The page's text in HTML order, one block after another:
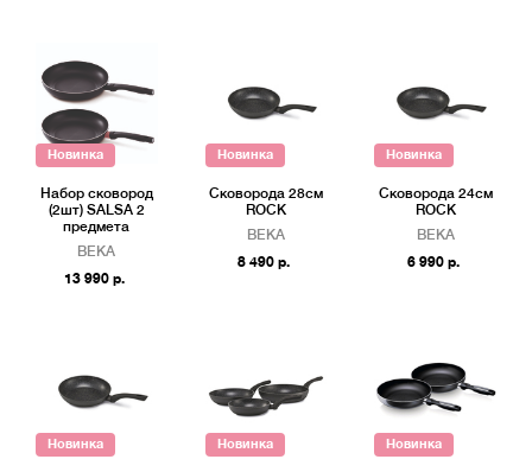
Новинка
Набор сковород
(2шт) SALSA 2
предмета
BEKA
13 990 р.
Новинка
Сковорода 28см
ROCK
BEKA
8 490 р.
Новинка
Сковорода 24см
ROCK
BEKA
6 990 р.
Новинка Новинка Новинка